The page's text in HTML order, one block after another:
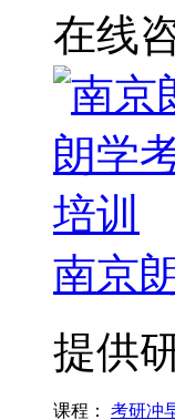
在线
南京
提供
课程： 考研冲